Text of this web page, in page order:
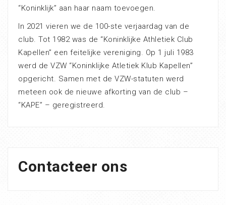
“Koninklijk” aan haar naam toevoegen.
In 2021 vieren we de 100-ste verjaardag van de
club. Tot 1982 was de “Koninklijke Athletiek Club
Kapellen” een feitelijke vereniging. Op 1 juli 1983
werd de VZW “Koninklijke Atletiek Klub Kapellen”
opgericht. Samen met de VZW-statuten werd
meteen ook de nieuwe afkorting van de club –
“KAPE” – geregistreerd.
Contacteer ons